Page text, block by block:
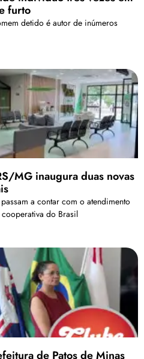
furto
detido é autor de inúmeros
MG inaugura duas novas
a contar com o atendimento
do Brasil
de Patos de Minas